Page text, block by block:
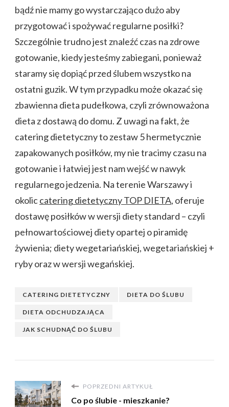
bądź nie mamy go wystarczająco dużo aby
przygotować i spożywać regularne posiłki?
Szczególnie trudno jest znaleźć czas na zdrowe
gotowanie, kiedy jesteśmy zabiegani, ponieważ
staramy się dopiąć przed ślubem wszystko na
ostatni guzik. W tym przypadku może okazać się
zbawienna dieta pudełkowa, czyli zrównoważona
dieta z dostawą do domu. Z uwagi na fakt, że
catering dietetyczny to zestaw 5 hermetycznie
zapakowanych posiłków, my nie tracimy czasu na
gotowanie i łatwiej jest nam wejść w nawyk
regularnego jedzenia. Na terenie Warszawy i
okoliccatering dietetyczny TOP DIETA, oferuje
dostawę posiłków w wersji diety standard – czyli
pełnowartościowej diety opartej o piramidę
żywienia; diety wegetariańskiej, wegetariańskiej +
ryby oraz w wersji wegańskiej.
CATERING DIETETYCZNY DIETA DO ŚLUBU
DIETA ODCHUDZAJĄCA
JAK SCHUDNĄĆ DO ŚLUBU
POPRZEDNI ARTYKUŁ
Co po ślubie - mieszkanie?